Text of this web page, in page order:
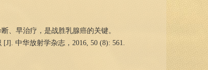
、早治疗，是战胜乳腺癌的关键。
中华放射学杂志，2016, 50 (8): 561.